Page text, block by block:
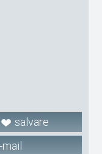
salvare